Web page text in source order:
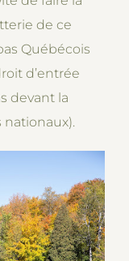
de ce
Québécois
d’entrée
devant la